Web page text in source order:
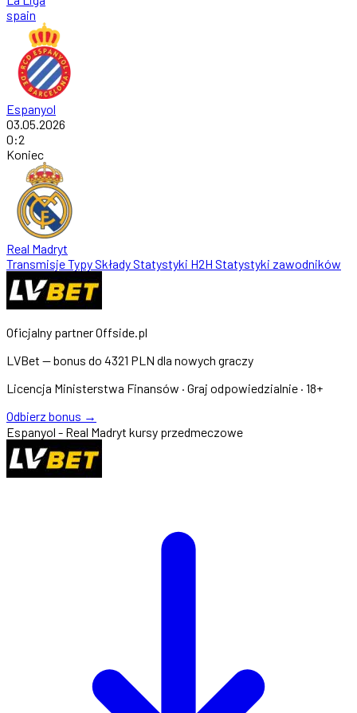
spain
Espanyol
03.05.2026
0:2
Koniec
Real Madryt
TransmisjeTypySkładyStatystyki H2H Statystyki zawodników
Oficjalny partner Offside.pl
LVBet — bonus do 4321 PLN dla nowych graczy
Licencja Ministerstwa Finansów · Graj odpowiedzialnie · 18+
Odbierz bonus →
Espanyol - Real Madryt kursy przedmeczowe